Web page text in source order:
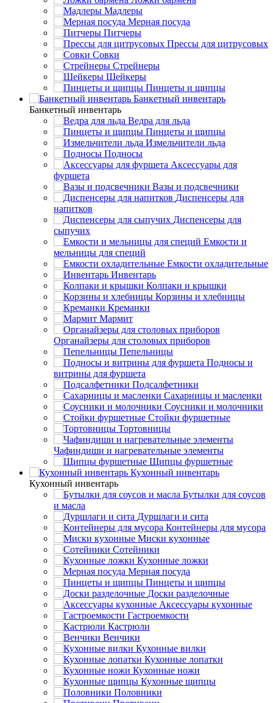
Мадлеры
Мерная посуда
Питчеры
Прессы для цитрусовых
Совки
Стрейнеры
Шейкеры
Пинцеты и щипцы
Банкетный инвентарь
Банкетный инвентарь
Ведра для льда
Пинцеты и щипцы
Измельчители льда
Подносы
Аксессуары для
фуршета
Вазы и подсвечники
Диспенсеры для
напитков
Диспенсеры для
сыпучих
Емкости и
мельницы для специй
Емкости охладительные
Инвентарь
Колпаки и крышки
Корзины и хлебницы
Креманки
Мармит
Органайзеры для столовых приборов
Пепельницы
Подносы и
витрины для фуршета
Подсалфетники
Сахарницы и масленки
Соусники и молочники
Стойки фуршетные
Тортовницы
Чафиндиши и нагревательные элементы
Щипцы фуршетные
Кухонный инвентарь
Кухонный инвентарь
Бутылки для соусов
и масла
Дуршлаги и сита
Контейнеры для мусора
Миски кухонные
Сотейники
Кухонные ложки
Мерная посуда
Пинцеты и щипцы
Доски разделочные
Аксессуары кухонные
Гастроемкости
Кастрюли
Венчики
Кухонные вилки
Кухонные лопатки
Кухонные ножи
Кухонные щипцы
Половники